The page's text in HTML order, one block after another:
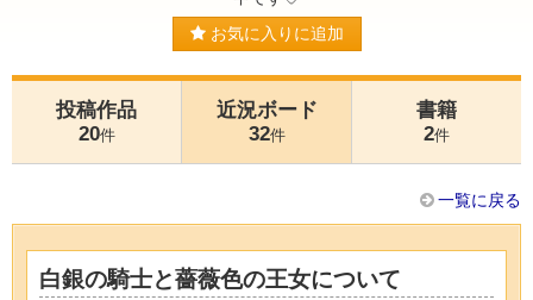
お気に入りに追加
投稿作品
20件
近況ボード
32件
書籍
2件
一覧に戻る
白銀の騎士と薔薇色の王女について